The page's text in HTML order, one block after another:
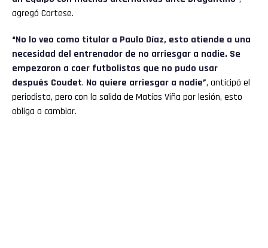
agregó Cortese.
“No lo veo como titular a Paulo Díaz, esto atiende a una
necesidad del entrenador de no arriesgar a nadie. Se
empezaron a caer futbolistas que no pudo usar
después Coudet. No quiere arriesgar a nadie”, anticipó el
periodista, pero con la salida de Matías Viña por lesión, esto
obliga a cambiar.